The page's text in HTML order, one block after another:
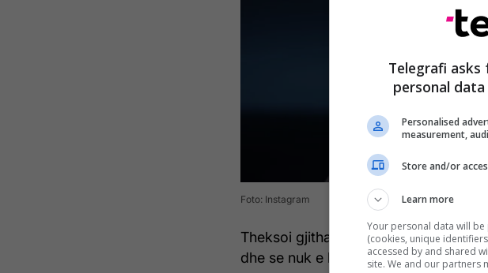
Foto: Instagram
Theksoi gjithashtu se sot më shumë
dhe se nuk e beson akoma që nuk
Telegrafi
personal
Personalised
measurement,
Store and/or
Learn more
Your personal data will
(cookies, unique
accessed by and shared
site. We and our partners